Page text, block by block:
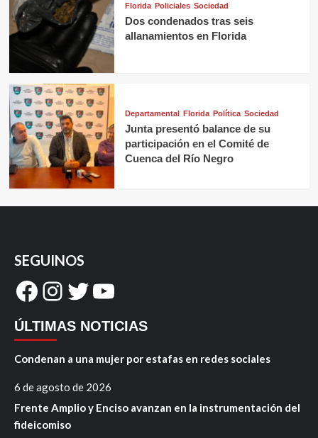
Florida Policiales Sociedad
Dos condenados tras seis
allanamientos en Florida
Departamental Florida Política Sociedad
Junta presentó balance de su
participación en el Comité de
Cuenca del Río Negro
SEGUINOS
Facebook
Instagram
Twitter
YouTube
ÚLTIMAS NOTICIAS
Condenan a una mujer por estafas en redes sociales
6 de agosto de 2026
Frente Amplio y Enciso avanzan en la instrumentación del
fideicomiso